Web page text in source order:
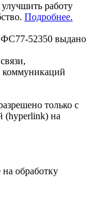
работу
Подробнее.
52350 выдано
только с
(hyperlink) на
обработку